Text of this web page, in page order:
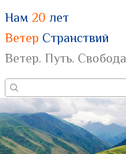
Нам 20 лет
Ветер Странствий
Ветер. Путь. Свобода